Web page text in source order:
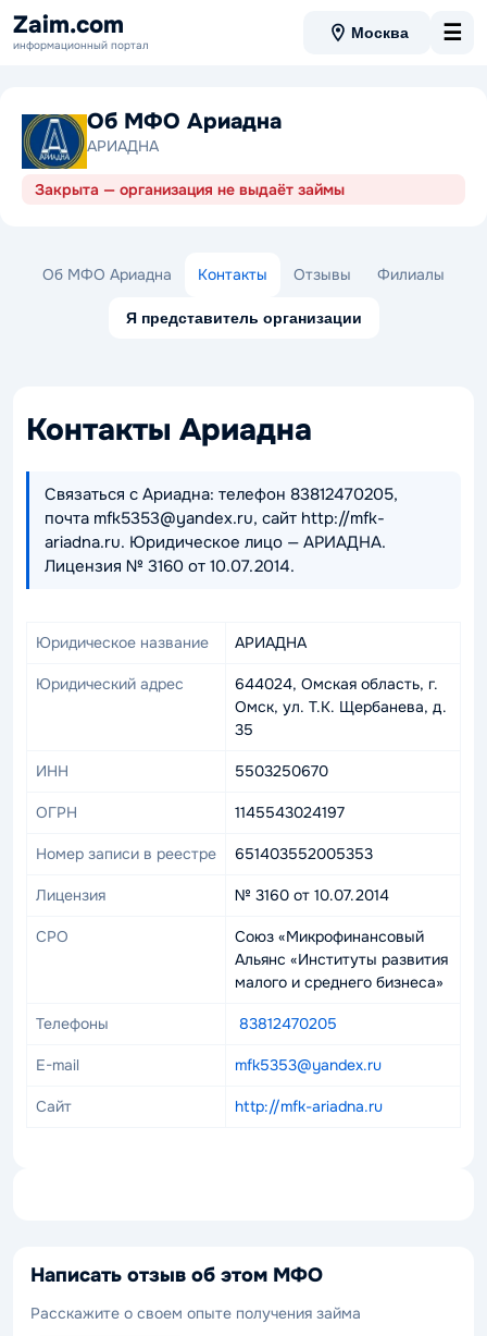
Zaim.com
информационный портал
Москва ☰
Об МФО Ариадна
АРИАДНА
Закрыта — организация не выдаёт займы
Об МФО Ариадна Контакты Отзывы Филиалы
Я представитель организации
Контакты Ариадна
Связаться с Ариадна: телефон 83812470205,
почта mfk5353@yandex.ru, сайт http://mfk-
ariadna.ru. Юридическое лицо — АРИАДНА.
Лицензия № 3160 от 10.07.2014.
Юридическое название АРИАДНА
Юридический адрес
644024, Омская область, г.
Омск, ул. Т.К. Щербанева, д.
35
ИНН 5503250670
ОГРН 1145543024197
Номер записи в реестре 651403552005353
Лицензия № 3160 от 10.07.2014
СРО
Союз «Микрофинансовый
Альянс «Институты развития
малого и среднего бизнеса»
Телефоны 83812470205
E-mail mfk5353@yandex.ru
Сайт http://mfk-ariadna.ru
Написать отзыв об этом МФО
Расскажите о своем опыте получения займа